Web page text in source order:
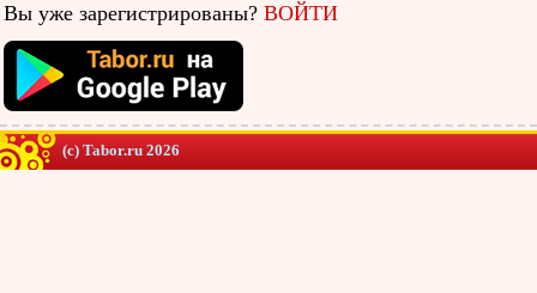
Вы уже зарегистрированы? ВОЙТИ
(c) Tabor.ru 2026